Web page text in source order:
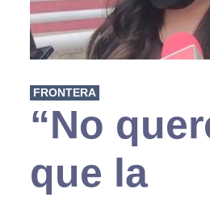
FRONTERA
“No
que la